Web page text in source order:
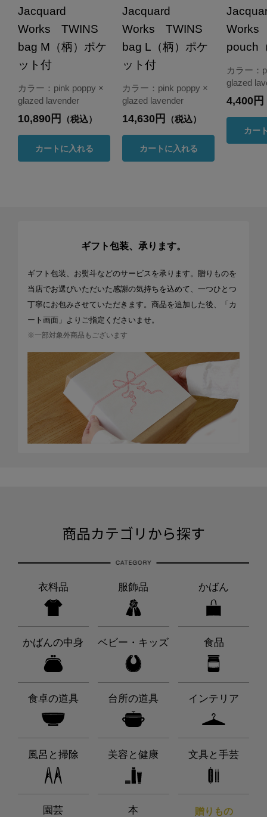
Jacquard
Works TWINS
bag M（柄）ポケ
ット付
カラー：pink poppy ×
glazed lavender
10,890円 （税込）
カートに入れる
Jacquard
Works TWINS
bag L（柄）ポケ
ット付
カラー：pink poppy ×
glazed lavender
14,630円 （税込）
カートに入れる
Works
pouch
カラー：
glazed
4,400円
カー
ギフト包装、承ります。
ギフト包装、お熨斗などのサービスを承ります。贈りものを
当店でお選びいただいた感謝の気持ちを込めて、一つひとつ
丁寧にお包みさせていただきます。商品を追加した後、「カ
ート画面」よりご指定くださいませ。
※一部対象外商品もございます
商品カテゴリから探す
衣料品 服飾品 かばん
かばんの中身 ベビー・キッズ 食品
食卓の道具 台所の道具 インテリア
風呂と掃除 美容と健康 文具と手芸
園芸 本 贈りもの